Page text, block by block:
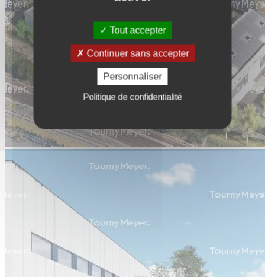
Tout accepter
Continuer sans accepter
Personnaliser
Politique de confidentialité